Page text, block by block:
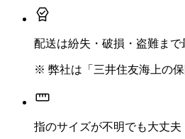
配送は紛失・破損・盗難まで
※ 弊社は「三井住友海上の
指のサイズが不明でも大丈夫